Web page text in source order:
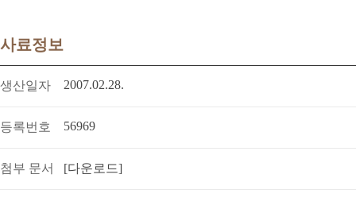
사료정보
생산일자 2007.02.28.
등록번호 56969
첨부 문서 [다운로드]